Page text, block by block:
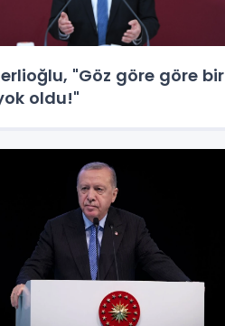
"Göz göre göre bir
oldu!"